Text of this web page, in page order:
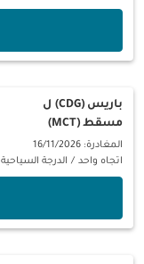
باريس (CDG)
ل
مسقط (MCT)
المغادرة: 16/11/2026
اتجاه واحد / الدرجة السياحية